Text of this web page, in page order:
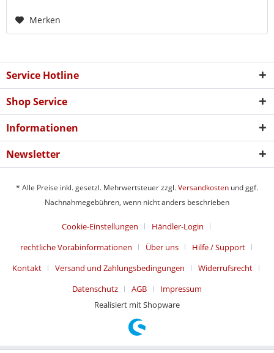
Merken
Service Hotline
Shop Service
Informationen
Newsletter
* Alle Preise inkl. gesetzl. Mehrwertsteuer zzgl.Versandkosten und ggf.
Nachnahmegebühren, wenn nicht anders beschrieben
Cookie-Einstellungen
Händler-Login
rechtliche Vorabinformationen
Über uns
Hilfe / Support
Kontakt
Versand und Zahlungsbedingungen
Widerrufsrecht
Datenschutz
AGB
Impressum
Realisiert mit Shopware